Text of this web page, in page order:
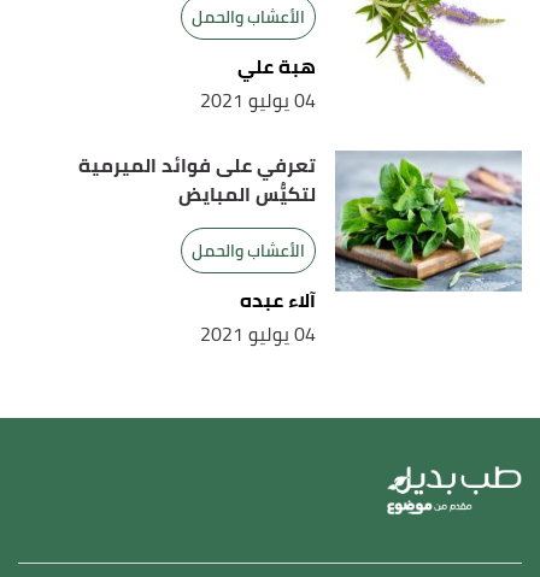
الأعشاب والحمل
هبة علي
04 يوليو 2021
تعرفي على فوائد الميرمية
لتكيُّس المبايض
الأعشاب والحمل
آلاء عبده
04 يوليو 2021